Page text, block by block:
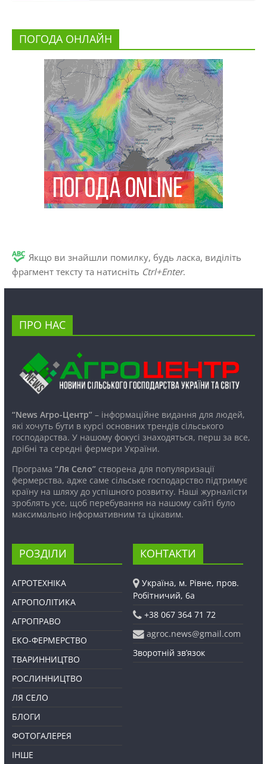
ПОГОДА ОНЛАЙН
Якщо ви знайшли помилку, будь ласка, виділіть
фрагмент тексту та натисніть Ctrl+Enter.
ПРО НАС
“News Агро-Центр”– інформаційне видання для людей,
які хочуть бути в курсі основних трендів сільського
господарства. У нашому фокусі знаходяться, перш за все,
дрібні та середні фермери України.
Програма “Ля Село”створена для популяризації
фермерства, адже саме сільське господарство підтримує
країну на шляху до успішного розвитку. Наші журналісти
зроблять усе, щоб перебування на нашому сайті було
максимально інформативним та цікавим.
РОЗДІЛИ
АГРОТЕХНІКА
АГРОПОЛІТИКА
АГРОПРАВО
ЕКО-ФЕРМЕРСТВО
ТВАРИННИЦТВО
РОСЛИННИЦТВО
ЛЯ СЕЛО
БЛОГИ
ФОТОГАЛЕРЕЯ
ІНШЕ
КОНТАКТИ
Україна, м. Рівне, пров.
Робітничий, 6а
+38 067 364 71 72
agroc.news@gmail.com
Зворотній зв’язок